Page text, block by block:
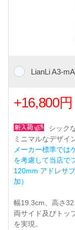
LianLi A3-
+16,800円
シック
ミニマルなデザイ
メーカー標準では
を考慮して当店で
120mm アドレサ
加）
幅19.3cm、高さ
両サイド及びトッ
を実現。